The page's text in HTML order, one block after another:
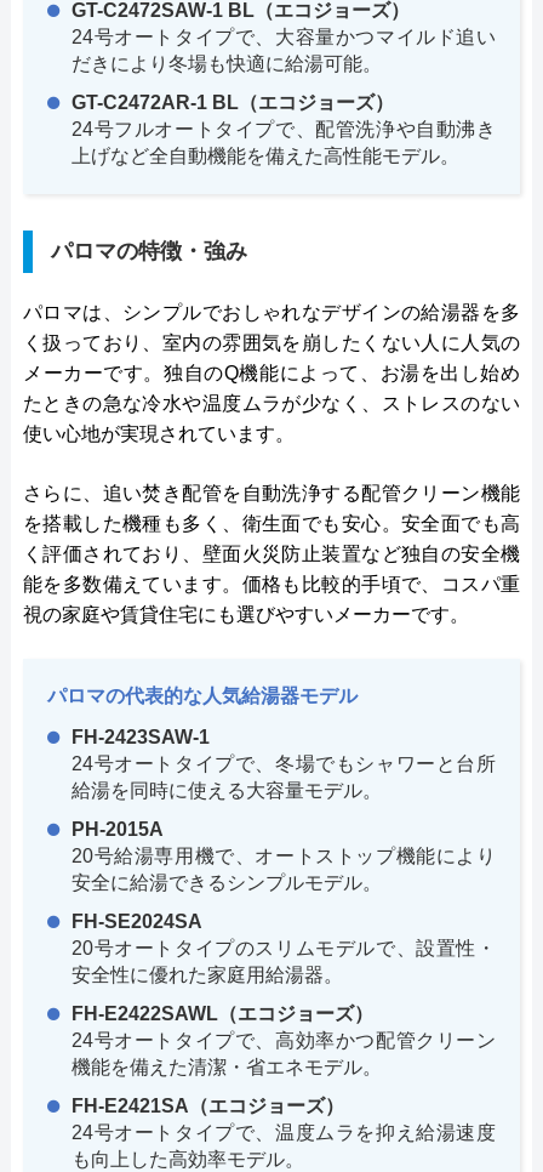
GT-C2472SAW-1 BL（エコジョーズ）
24号オートタイプで、大容量かつマイルド追い
だきにより冬場も快適に給湯可能。
GT-C2472AR-1 BL（エコジョーズ）
24号フルオートタイプで、配管洗浄や自動沸き
上げなど全自動機能を備えた高性能モデル。
パロマの特徴・強み
パロマは、シンプルでおしゃれなデザインの給湯器を多
く扱っており、室内の雰囲気を崩したくない人に人気の
メーカーです。独自のQ機能によって、お湯を出し始め
たときの急な冷水や温度ムラが少なく、ストレスのない
使い心地が実現されています。
さらに、追い焚き配管を自動洗浄する配管クリーン機能
を搭載した機種も多く、衛生面でも安心。安全面でも高
く評価されており、壁面火災防止装置など独自の安全機
能を多数備えています。価格も比較的手頃で、コスパ重
視の家庭や賃貸住宅にも選びやすいメーカーです。
パロマの代表的な人気給湯器モデル
FH-2423SAW-1
24号オートタイプで、冬場でもシャワーと台所
給湯を同時に使える大容量モデル。
PH-2015A
20号給湯専用機で、オートストップ機能により
安全に給湯できるシンプルモデル。
FH-SE2024SA
20号オートタイプのスリムモデルで、設置性・
安全性に優れた家庭用給湯器。
FH-E2422SAWL（エコジョーズ）
24号オートタイプで、高効率かつ配管クリーン
機能を備えた清潔・省エネモデル。
FH-E2421SA（エコジョーズ）
24号オートタイプで、温度ムラを抑え給湯速度
も向上した高効率モデル。